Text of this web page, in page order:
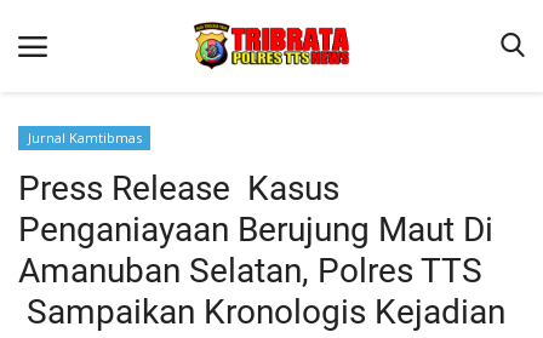
Beranda
Terms & Conditions
Reskrim
Binkam
Jurnal Kamtibmas
Press Release Kasus
Penganiayaan Berujung Maut Di
Amanuban Selatan, Polres TTS
Sampaikan Kronologis Kejadian